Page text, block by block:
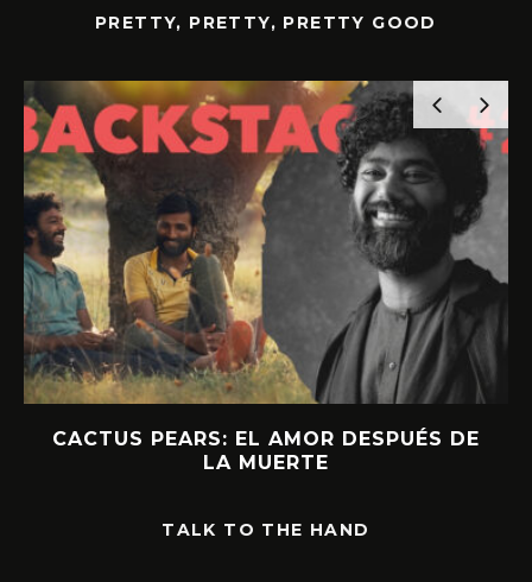
PRETTY, PRETTY, PRETTY GOOD
CACTUS PEARS: EL AMOR DESPUÉS DE
LA MUERTE
TALK TO THE HAND